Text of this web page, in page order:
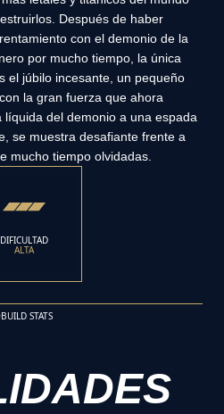
Después de haber
con el demonio de la
por mucho tiempo, la única
el júbilo incesante, un pequeño
la gran fuerza que ahora
líquida del demonio a una espada
se muestra desafiante frente a
mucho tiempo olvidadas.
DIFICULTAD
ALTA
STATS